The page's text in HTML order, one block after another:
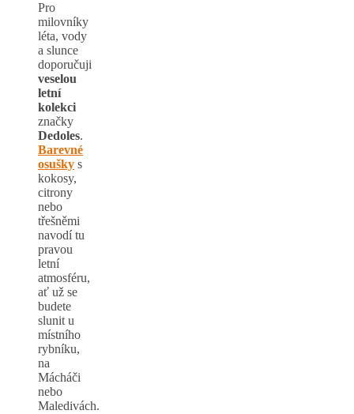
Pro
milovníky
léta, vody
a slunce
doporučuji
veselou
letní
kolekci
značky
Dedoles.
Barevné
osušky s
kokosy,
citrony
nebo
třešněmi
navodí tu
pravou
letní
atmosféru,
ať už se
budete
slunit u
místního
rybníku,
na
Mácháči
nebo
Maledivách.